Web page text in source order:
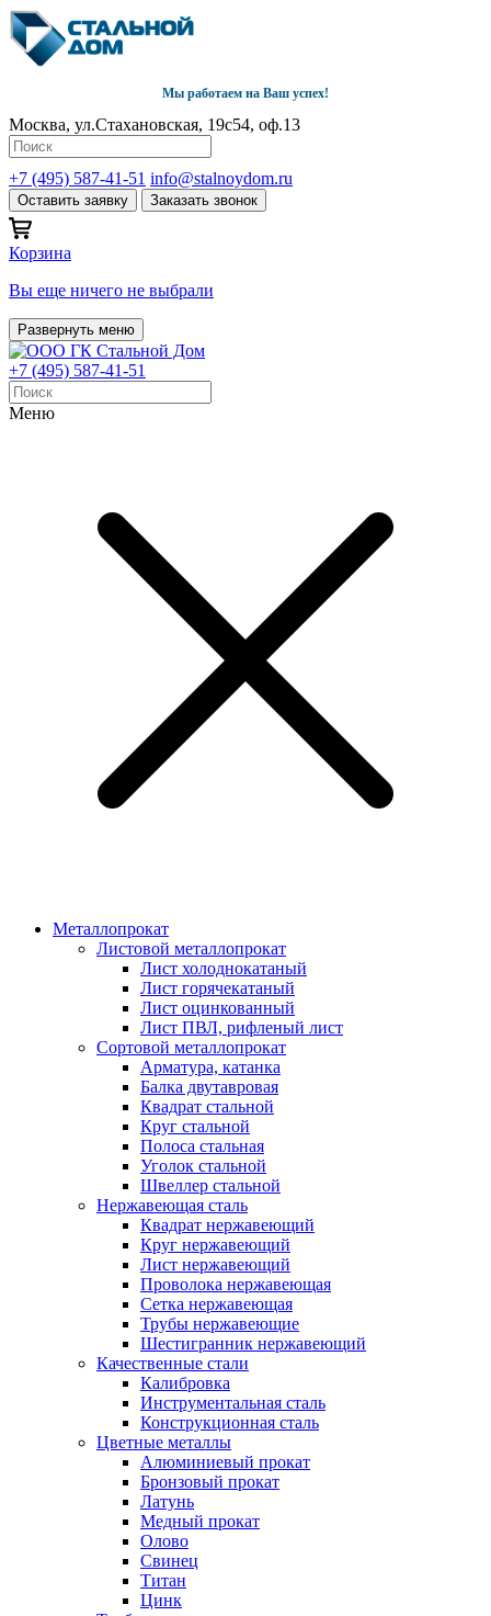
Мы работаем на Ваш успех!
Москва, ул.Стахановская, 19с54, оф.13
+7 (495) 587-41-51 info@stalnoydom.ru
Оставить заявку Заказать звонок
Корзина
Вы еще ничего не выбрали
Развернуть меню
+7 (495) 587-41-51
Меню
Металлопрокат
Листовой металлопрокат
Лист холоднокатаный
Лист горячекатаный
Лист оцинкованный
Лист ПВЛ, рифленый лист
Сортовой металлопрокат
Арматура, катанка
Балка двутавровая
Квадрат стальной
Круг стальной
Полоса стальная
Уголок стальной
Швеллер стальной
Нержавеющая сталь
Квадрат нержавеющий
Круг нержавеющий
Лист нержавеющий
Проволока нержавеющая
Сетка нержавеющая
Трубы нержавеющие
Шестигранник нержавеющий
Качественные стали
Калибровка
Инструментальная сталь
Конструкционная сталь
Цветные металлы
Алюминиевый прокат
Бронзовый прокат
Латунь
Медный прокат
Олово
Свинец
Титан
Цинк